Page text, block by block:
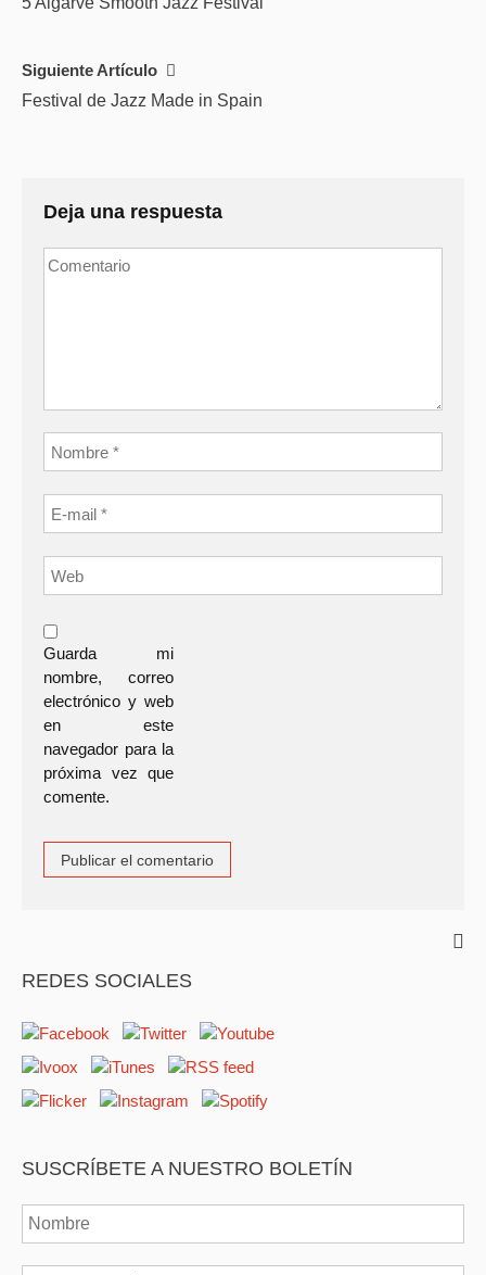
navigation
Siguiente Artículo
Festival de Jazz Made in Spain
Deja una respuesta
Guarda mi
nombre, correo
electrónico y web
en este
navegador para la
próxima vez que
comente.
REDES SOCIALES
SUSCRÍBETE A NUESTRO BOLETÍN